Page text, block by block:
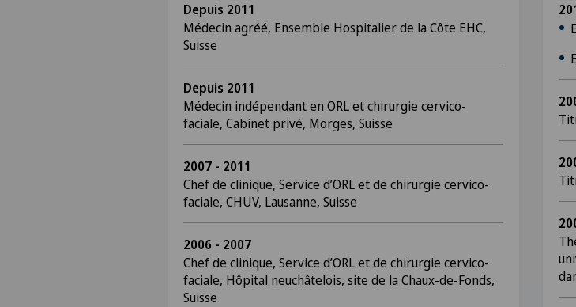
Depuis 2011
Médecin agréé, Ensemble Hospitalier de la Côte EHC,
Suisse
Depuis 2011
Médecin indépendant en ORL et chirurgie cervico-
faciale, Cabinet privé, Morges, Suisse
2007 - 2011
Chef de clinique, Service d’ORL et de chirurgie cervico-
faciale, CHUV, Lausanne, Suisse
2006 - 2007
Chef de clinique, Service d’ORL et de chirurgie cervico-
faciale, Hôpital neuchâtelois, site de la Chaux-de-Fonds,
Suisse